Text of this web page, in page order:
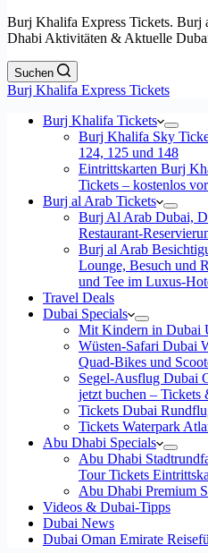
Burj Khalifa Express Tickets.
Dhabi Aktivitäten & Aktuelle
Suchen
Burj Khalifa Express Tickets
Burj Khalifa Tickets
Burj Khalifa Sky
124, 125 und 148
Eintrittskarten Burj
Tickets – kostenlos
Burj al Arab Tickets
Burj Al Arab Dubai,
Restaurant-
Burj al Arab
Lounge, Besuch und
und Tee im Luxus-
Travel Deals
Dubai Specials
Mit Kindern in Dubai
Wüsten-Safari Dubai
Quad-Bikes und
Segel-Ausflug Dubai
jetzt buchen – Tickets
Tickets Dubai
Tickets Waterpark
Abu Dhabi Specials
Abu Dhabi
Tour Tickets
Abu Dhabi Premium
Videos & Dubai-Tipps
Dubai News
Dubai Oman Emirate